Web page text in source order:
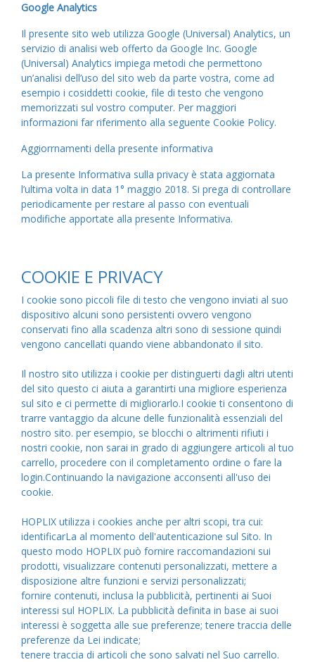
Google Analytics
Il presente sito web utilizza Google (Universal) Analytics, un
servizio di analisi web offerto da Google Inc. Google
(Universal) Analytics impiega metodi che permettono
un’analisi dell’uso del sito web da parte vostra, come ad
esempio i cosiddetti cookie, file di testo che vengono
memorizzati sul vostro computer. Per maggiori
informazioni far riferimento alla seguente Cookie Policy.
Aggiorrnamenti della presente informativa
La presente Informativa sulla privacy è stata aggiornata
l’ultima volta in data 1° maggio 2018. Si prega di controllare
periodicamente per restare al passo con eventuali
modifiche apportate alla presente Informativa.
COOKIE E PRIVACY
I cookie sono piccoli file di testo che vengono inviati al suo
dispositivo alcuni sono persistenti ovvero vengono
conservati fino alla scadenza altri sono di sessione quindi
vengono cancellati quando viene abbandonato il sito.
Il nostro sito utilizza i cookie per distinguerti dagli altri utenti
del sito questo ci aiuta a garantirti una migliore esperienza
sul sito e ci permette di migliorarlo.I cookie ti consentono di
trarre vantaggio da alcune delle funzionalità essenziali del
nostro sito. per esempio, se blocchi o altrimenti rifiuti i
nostri cookie, non sarai in grado di aggiungere articoli al tuo
carrello, procedere con il completamento ordine o fare la
login.Continuando la navigazione acconsenti all'uso dei
cookie.
HOPLIX utilizza i cookies anche per altri scopi, tra cui:
identificarLa al momento dell'autenticazione sul Sito. In
questo modo HOPLIX può fornire raccomandazioni sui
prodotti, visualizzare contenuti personalizzati, mettere a
disposizione altre funzioni e servizi personalizzati;
fornire contenuti, inclusa la pubblicità, pertinenti ai Suoi
interessi sul HOPLIX. La pubblicità definita in base ai suoi
interessi è soggetta alle sue preferenze; tenere traccia delle
preferenze da Lei indicate;
tenere traccia di articoli che sono salvati nel Suo carrello.